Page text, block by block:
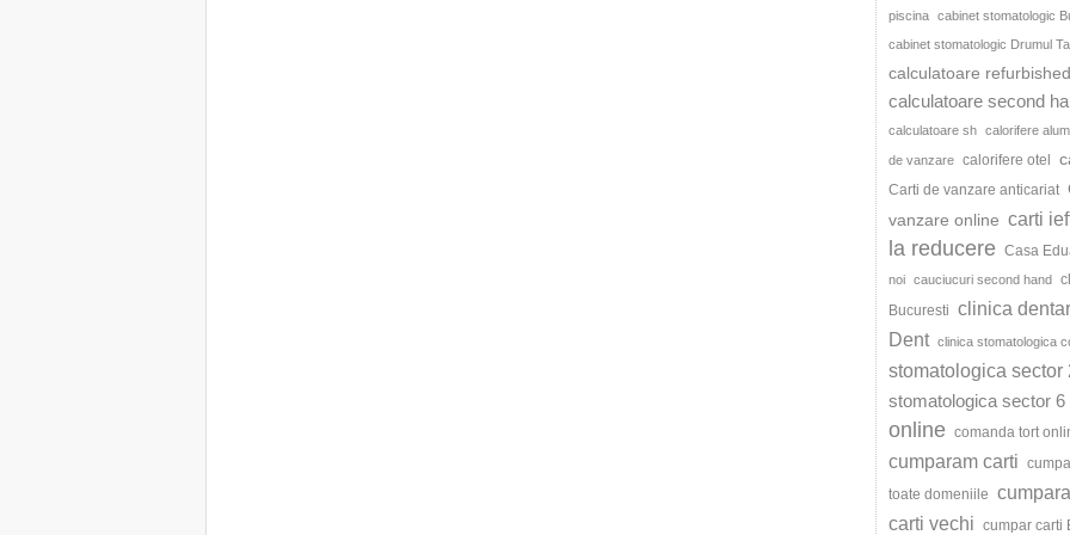
piscina cabinet stomatologic
cabinet stomatologic Drumul
calculatoare refurbished
calculatoare second
calculatoare sh calorifere
de vanzare calorifere otel
Carti de vanzare anticariat
vanzare online carti
la reducere Casa
noi cauciucuri second hand
Bucuresti clinica
Dent clinica stomatologica
stomatologica sector
stomatologica sector 6
online comanda tort
cumparam carti
toate domeniile
carti vechi cumpar carti